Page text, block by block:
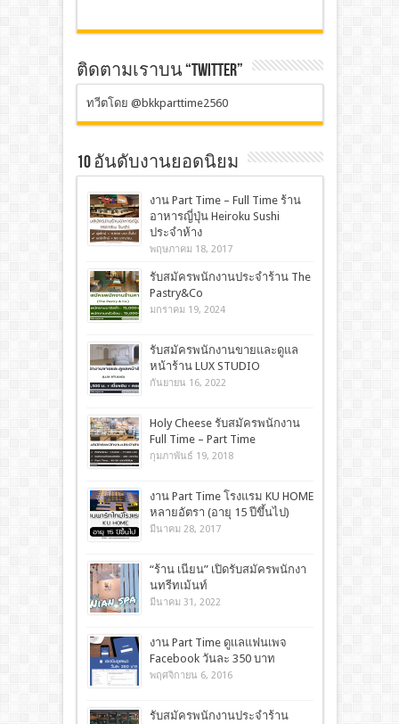
ติดตามเราบน “TWITTER”
ทวีตโดย @bkkparttime2560
10 อันดับงานยอดนิยม
งาน Part Time – Full Time ร้าน
อาหารญี่ปุ่น Heiroku Sushi
ประจำห้าง
พฤษภาคม 18, 2017
รับสมัครพนักงานประจำร้าน The
Pastry&Co
มกราคม 19, 2024
รับสมัครพนักงานขายและดูแล
หน้าร้าน LUX STUDIO
กันยายน 16, 2022
Holy Cheese รับสมัครพนักงาน
Full Time – Part Time
กุมภาพันธ์ 19, 2018
งาน Part Time โรงแรม KU HOME
หลายอัตรา (อายุ 15 ปีขึ้นไป)
มีนาคม 28, 2017
“ร้าน เนียน” เปิดรับสมัครพนักงา
นทรีทเม้นท์
มีนาคม 31, 2022
งาน Part Time ดูเเลแฟนเพจ
Facebook วันละ 350 บาท
พฤศจิกายน 6, 2016
รับสมัครพนักงานประจำร้าน